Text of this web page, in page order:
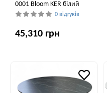
0001 Bloom KER білий
0 відгуків
45,310 грн